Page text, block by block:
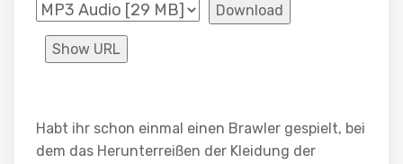
Download
Show URL
Habt ihr schon einmal einen Brawler gespielt, bei
dem das Herunterreißen der Kleidung der